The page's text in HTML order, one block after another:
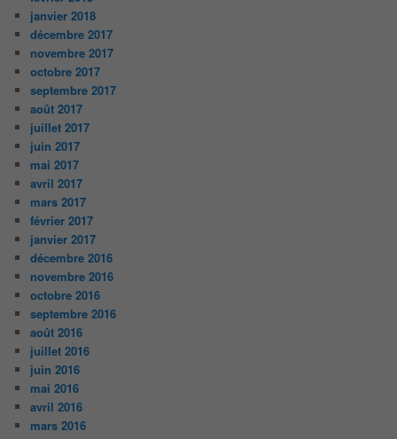
janvier 2018
décembre 2017
novembre 2017
octobre 2017
septembre 2017
août 2017
juillet 2017
juin 2017
mai 2017
avril 2017
mars 2017
février 2017
janvier 2017
décembre 2016
novembre 2016
octobre 2016
septembre 2016
août 2016
juillet 2016
juin 2016
mai 2016
avril 2016
mars 2016